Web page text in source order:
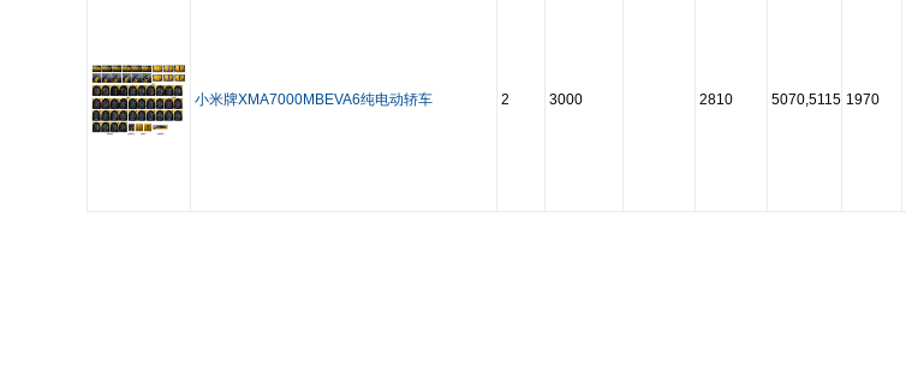
小米牌XMA7000MBEVA6纯电动轿车 2 3000 2810 5070,5115 1970